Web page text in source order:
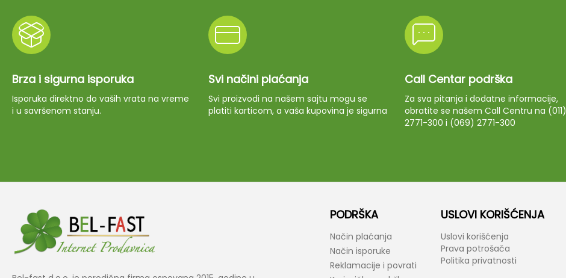
Brza i sigurna isporuka
Isporuka direktno do vaših vrata na vreme
i u savršenom stanju.
Svi načini plaćanja
Svi proizvodi na našem sajtu mogu se
platiti karticom, a vaša kupovina je sigurna
Call Centar podrška
Za sva pitanja i dodatne informacije,
obratite se našem Call Centru na (011)
2771-300 i (069) 2771-300
PODRŠKA
Način plaćanja
Način isporuke
Reklamacije i povrati
USLOVI KORIŠĆENJA
Uslovi korišćenja
Prava potrošača
Politika privatnosti